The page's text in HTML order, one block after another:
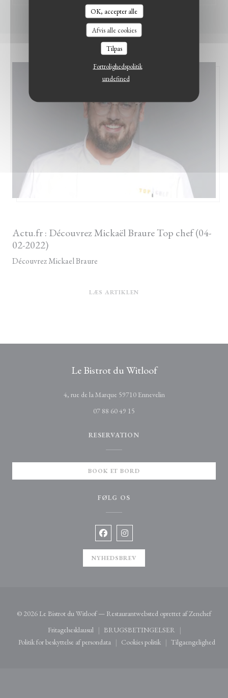
OK, accepter alle
Afvis alle cookies
Tilpas
Fortrolighedspolitik
undefined
Actu.fr : Découvrez Mickaël Braure Top chef (04-
02-2022)
Découvrez Mickael Braure
LÆS ARTIKLEN
Le Bistrot du Witloof
4, rue de la Marque 59710 Ennevelin((åbner i et nyt
07 88 60 49 15
RESERVATION
BOOK ET BORD
FØLG OS
Facebook ((åbner i et nyt vindue))
Instagram ((åbner i et nyt
NYHEDSBREV
© 2026 Le Bistrot du Witloof — Restaurantwebsted oprettet afZenchef
Fritagelsesklausul
((åbner i et nyt vindue))
BRUGSBETINGELSER
((åbner i et nyt vindue))
Politik for beskyttelse af persondata
((åbner i et nyt vindue))
Cookies politik
((åbner i et nyt vindue))
Tilgaengelighed
((åbner i et
LE BISTROT DU WITLOOF